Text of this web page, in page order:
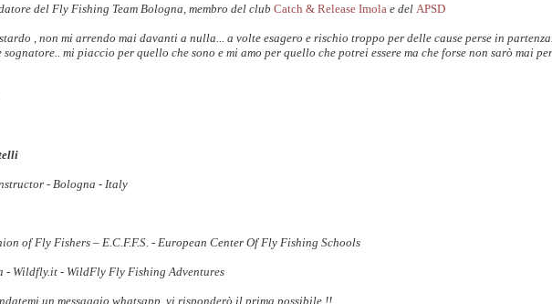
del Fly Fishing Team Bologna, membro del club Catch & Release Imola e del APSD
, non mi arrendo mai davanti a nulla... a volte esagero e rischio troppo per delle cause perse in
mi piaccio per quello che sono e mi amo per quello che potrei essere ma che forse non sarò mai
- Bologna - Italy
of Fly Fishers – E.C.F.F.S. - European Center Of Fly Fishing Schools
- Wildfly.it - WildFly Fly Fishing Adventures
un messaggio whatsapp, vi risponderò il prima possibile !!